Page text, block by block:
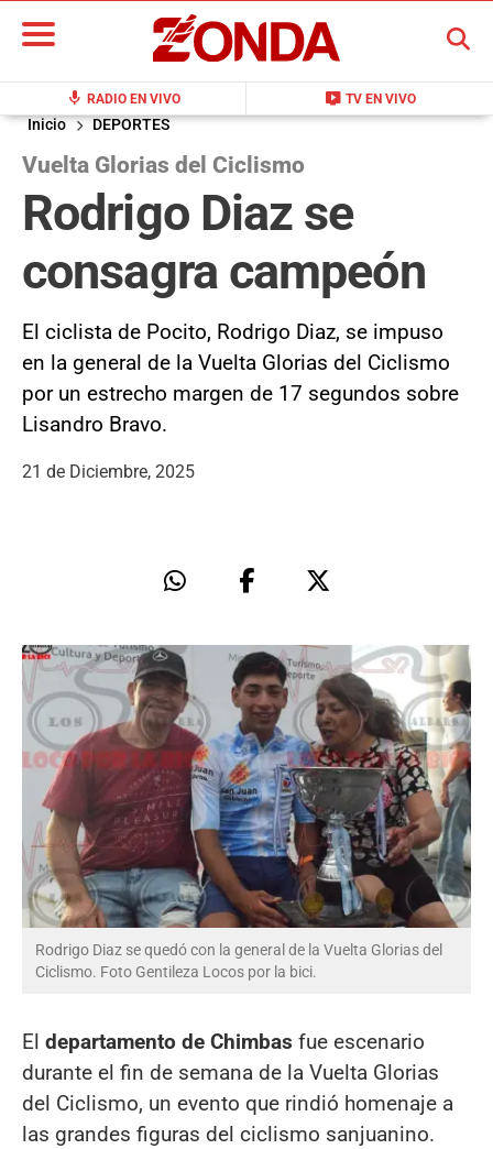
mic RADIO EN VIVO live_tv TV EN VIVO
BUSCAR
Inicio DEPORTES
Vuelta Glorias del Ciclismo
Rodrigo Diaz se
consagra campeón
El ciclista de Pocito, Rodrigo Diaz, se impuso
en la general de la Vuelta Glorias del Ciclismo
por un estrecho margen de 17 segundos sobre
Lisandro Bravo.
21 de Diciembre, 2025
Rodrigo Diaz se quedó con la general de la Vuelta Glorias del
Ciclismo. Foto Gentileza Locos por la bici.
El departamento de Chimbas fue escenario
durante el fin de semana de la Vuelta Glorias
del Ciclismo, un evento que rindió homenaje a
las grandes figuras del ciclismo sanjuanino.